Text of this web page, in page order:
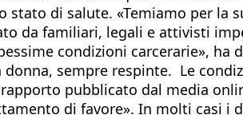
di salute. «Temiamo per la
da familiari, legali e attivisti
condizioni carcerarie»,
sempre respinte. Le
pubblicato dal media
di favore». In molti casi i